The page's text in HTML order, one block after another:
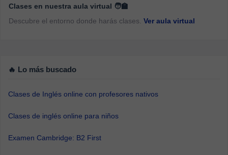
Clases en nuestra aula virtual 🧑‍🏫
Descubre el entorno donde harás clases. Ver aula virtual
🔥 Lo más buscado
Clases de Inglés online con profesores nativos
Clases de inglés online para niños
Examen Cambridge: B2 First